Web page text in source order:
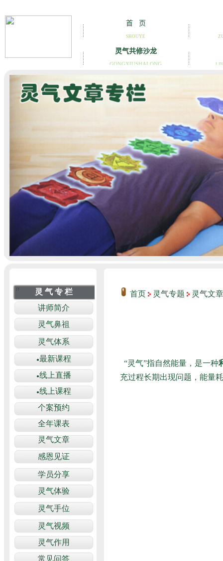
首页 灵气专题 灵气文章
“灵气”指自然能量，是一种
充过程长期出现问题，能量